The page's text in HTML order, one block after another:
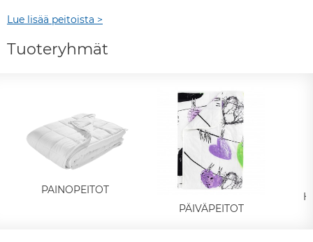
Lue lisää peitoista >
Tuoteryhmät
PAINOPEITOT
PÄIVÄPEITOT